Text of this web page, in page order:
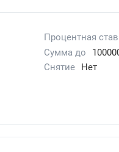
Процентная
Сумма до
Снятие Нет